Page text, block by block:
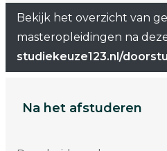
Bekijk het overzicht van
masteropleidingen na
studiekeuze123.nl/
Na het afstuderen